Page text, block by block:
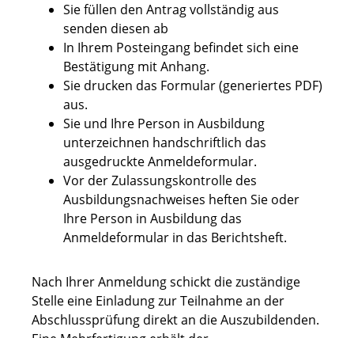
Sie füllen den Antrag vollständig aus
senden diesen ab
In Ihrem Posteingang befindet sich eine
Bestätigung mit Anhang.
Sie drucken das Formular (generiertes PDF)
aus.
Sie und Ihre Person in Ausbildung
unterzeichnen handschriftlich das
ausgedruckte Anmeldeformular.
Vor der Zulassungskontrolle des
Ausbildungsnachweises heften Sie oder
Ihre Person in Ausbildung das
Anmeldeformular in das Berichtsheft.
Nach Ihrer Anmeldung schickt die zuständige
Stelle eine Einladung zur Teilnahme an der
Abschlussprüfung direkt an die Auszubildenden.